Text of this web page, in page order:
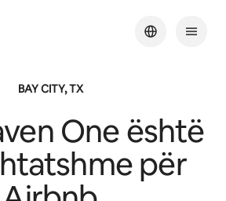
BAY CITY, TX
Oneështë
për